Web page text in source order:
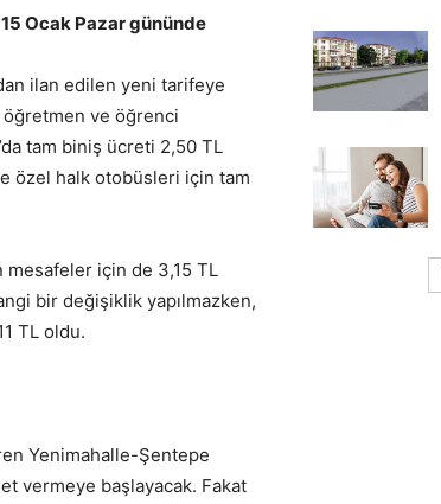
Ocak Pazar gününde
ilan edilen yeni tarifeye
öğretmen ve öğrenci
tam biniş ücreti 2,50 TL
özel halk otobüsleri için tam
mesafeler için de 3,15 TL
bir değişiklik yapılmazken,
TL oldu.
Yenimahalle-Şentepe
vermeye başlayacak. Fakat